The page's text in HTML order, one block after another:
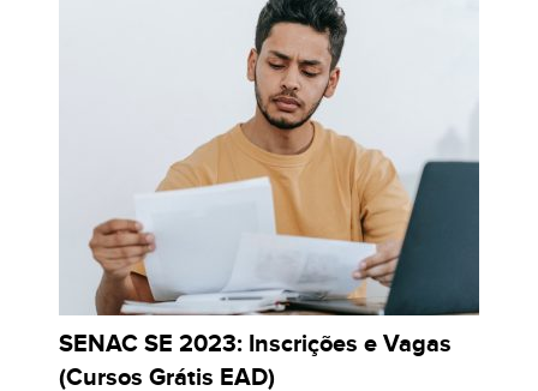
SENAC SE 2023: Inscrições e Vagas
(Cursos Grátis EAD)